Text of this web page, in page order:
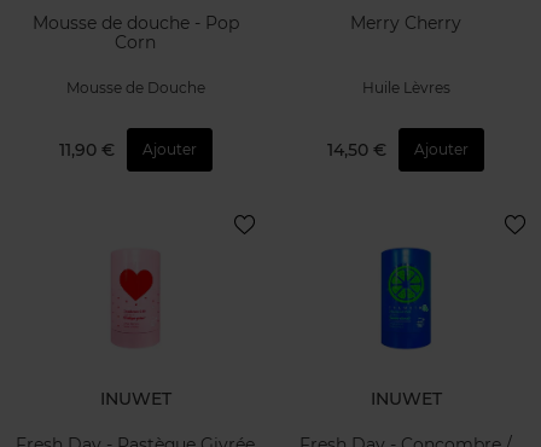
Mousse de douche - Pop
Corn
Mousse de Douche
11,90 € Ajouter
Merry Cherry
Huile Lèvres
14,50 € Ajouter
INUWET INUWET